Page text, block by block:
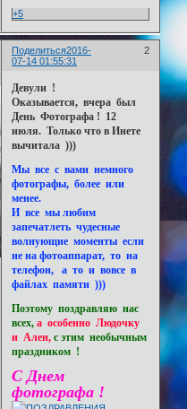
+5
Поделиться 2
2016-
07-14 01:55:31
Девули !
Оказывается, вчера был
День Фотографа ! 12
июля. Только что в Инете
вычитала )))
Мы все с вами немного
фотографы, более или
менее.
И все мы любим
запечатлеть чудесные
волнующие моменты если
не на фотоаппарат, то на
телефон, а то и вовсе в
файлах памяти )))
Поэтому поздравляю нас
всех,а особенно Людочку
и Ален,с этим необычным
праздником !
С Днем
фотографа !